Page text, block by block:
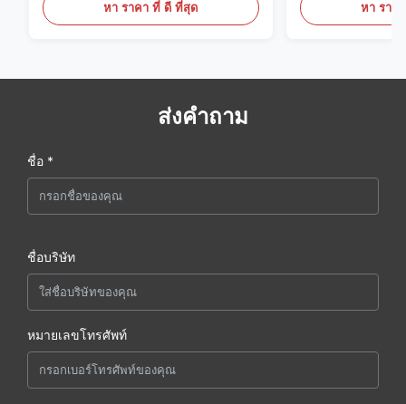
หา ราคา ที่ ดี ที่สุด หา ราค
ส่งคำถาม
ชื่อ *
ชื่อบริษัท
หมายเลขโทรศัพท์